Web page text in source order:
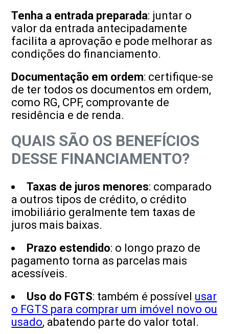
Tenha a entrada preparada: juntar o
valor da entrada antecipadamente
facilita a aprovação e pode melhorar as
condições do financiamento.
Documentação em ordem: certifique-se
de ter todos os documentos em ordem,
como RG, CPF, comprovante de
residência e de renda.
QUAIS SÃO OS BENEFÍCIOS
DESSE FINANCIAMENTO?
Taxas de juros menores: comparado
a outros tipos de crédito, o crédito
imobiliário geralmente tem taxas de
juros mais baixas.
Prazo estendido: o longo prazo de
pagamento torna as parcelas mais
acessíveis.
Uso do FGTS: também é possível usar
o FGTS para comprar um imóvel novo ou
usado, abatendo parte do valor total.